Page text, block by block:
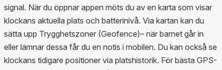
signal. När du öppnar appen möts du av en karta som visar
klockans aktuella plats och batterinivå. Via kartan kan du
sätta upp Trygghetszoner (Geofence)– när barnet går in
eller lämnar dessa får du en notis i mobilen. Du kan också se
klockans tidigare positioner via platshistorik. För bästa GPS-